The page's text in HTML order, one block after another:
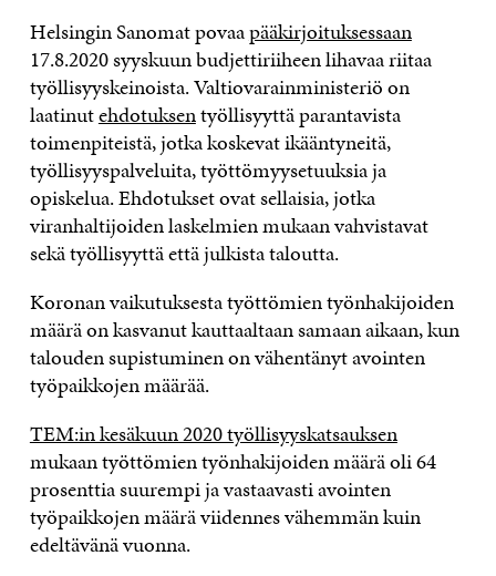
Helsingin Sanomat povaapääkirjoituksessaan
17.8.2020 syyskuun budjettiriiheen lihavaa riitaa
työllisyyskeinoista. Valtiovarainministeriö on
laatinutehdotuksentyöllisyyttä parantavista
toimenpiteistä, jotka koskevat ikääntyneitä,
työllisyyspalveluita, työttömyysetuuksia ja
opiskelua. Ehdotukset ovat sellaisia, jotka
viranhaltijoiden laskelmien mukaan vahvistavat
sekä työllisyyttä että julkista taloutta.
Koronan vaikutuksesta työttömien työnhakijoiden
määrä on kasvanut kauttaaltaan samaan aikaan, kun
talouden supistuminen on vähentänyt avointen
työpaikkojen määrää.
TEM:in kesäkuun 2020 työllisyyskatsauksen
mukaan työttömien työnhakijoiden määrä oli 64
prosenttia suurempi ja vastaavasti avointen
työpaikkojen määrä viidennes vähemmän kuin
edeltävänä vuonna.